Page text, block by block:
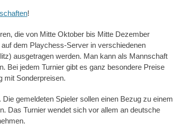
!
die von Mitte Oktober bis Mitte Dezember
dem Playchess-Server in verschiedenen
ausgetragen werden. Man kann als Mannschaft
Bei jedem Turnier gibt es ganz besondere Preise
mit Sonderpreisen.
gemeldeten Spieler sollen einen Bezug zu einem
Das Turnier wendet sich vor allem an deutsche